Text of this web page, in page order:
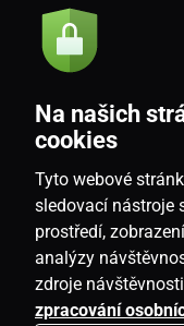
Akcie a novinky
Souhlasím se
SK
Na našich
cookies
Tyto webové
sledovací nástroje
prostředí,
analýzy
zdroje
zpracování